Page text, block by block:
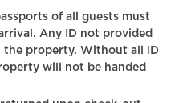
Any ID not provided
property. Without all ID
will not be handed